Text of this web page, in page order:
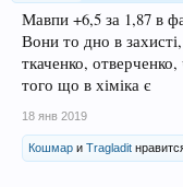
Мавпи +6,5 за 1,87 в
Вони то дно в
ткаченко,
того що в хіміка є
18 янв 2019
Кошмар и Tragladit